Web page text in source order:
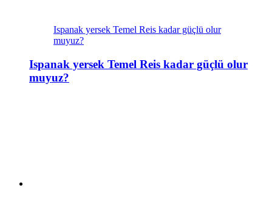
Ispanak yersek Temel Reis kadar güçlü olur
muyuz?
Ispanak yersek Temel Reis kadar güçlü olur
muyuz?